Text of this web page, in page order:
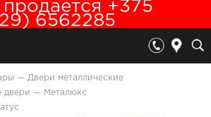
+375
6562285
— Двери металлические
двери —
Металюкс